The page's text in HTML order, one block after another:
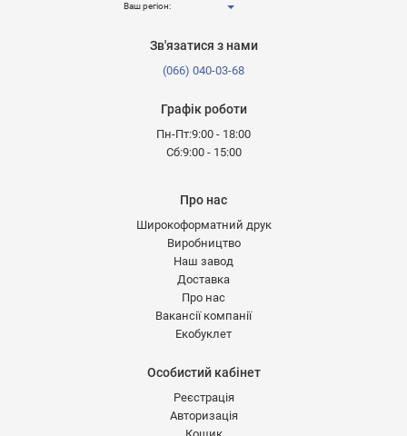
Ваш регіон:
Зв'язатися з нами
(066) 040-03-68
Графік роботи
Пн-Пт:9:00 - 18:00
Сб:9:00 - 15:00
Про нас
Широкоформатний друк
Виробництво
Наш завод
Доставка
Про нас
Вакансії компанії
Екобуклет
Особистий кабінет
Реєстрація
Авторизація